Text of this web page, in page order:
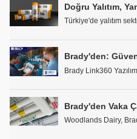
Türkiye'de yalıtım
Brady Link360
Woodlands Dairy,